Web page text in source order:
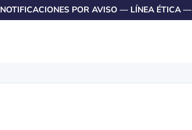
NOTIFICACIONES POR AVISO — LÍNEA ÉTICA—